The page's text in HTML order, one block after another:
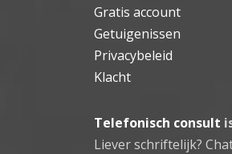
Gratis account
Getuigenissen
Privacybeleid
Klacht
Telefonisch consult
Liever schriftelijk?